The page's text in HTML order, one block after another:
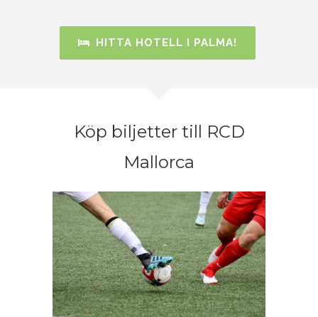
HITTA HOTELL I PALMA!
Köp biljetter till RCD
Mallorca